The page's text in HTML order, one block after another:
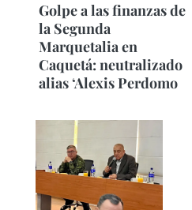
Golpe a las finanzas de
la Segunda
Marquetalia en
Caquetá: neutralizado
alias ‘Alexis Perdomo